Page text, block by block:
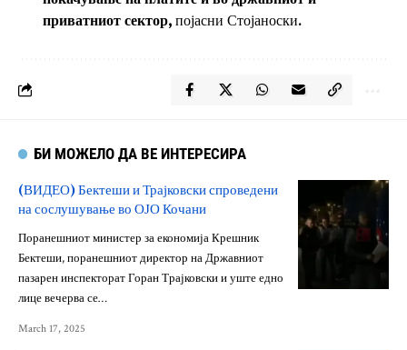
приватниот сектор,појасни Стојаноски.
БИ МОЖЕЛО ДА ВЕ ИНТЕРЕСИРА
(ВИДЕО) Бектеши и Трајковски спроведени
на сослушување во ОЈО Кочани
Поранешниот министер за економија Крешник
Бектеши, поранешниот директор на Државниот
пазарен инспекторат Горан Трајковски и уште едно
лице вечерва се…
March 17, 2025